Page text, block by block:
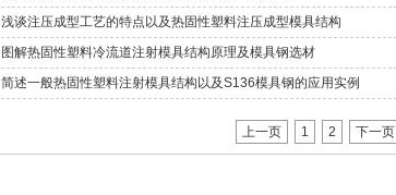
浅谈注压成型工艺的特点以及热固性塑料注压成型模具结构
图解热固性塑料冷流道注射模具结构原理及模具钢选材
简述一般热固性塑料注射模具结构以及S136模具钢的应用实例
上一页 1 2 下一页